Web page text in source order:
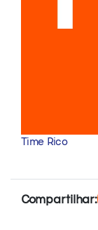
Time Rico
Compartilhar: